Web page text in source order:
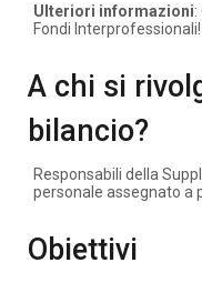
Ulteriori informazioni
Fondi Interprofessionali!
A chi si
bilancio?
Responsabili della
personale assegnato a
Obiettivi